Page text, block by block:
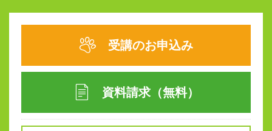
受講のお申込み
資料請求（無料）